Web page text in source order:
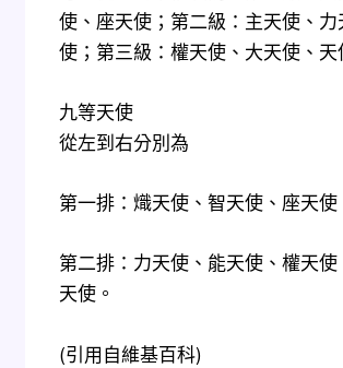
使、座天使；第二級：主天使、力
使；第三級：權天使、大天使、天
九等天使
從左到右分別為
第一排：熾天使、智天使、座天
第二排：力天使、能天使、權天
天使。
(引用自維基百科)